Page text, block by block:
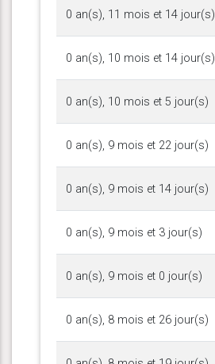
0 an(s), 11 mois et 14 jour(s)
0 an(s), 10 mois et 14 jour(s)
0 an(s), 10 mois et 5 jour(s)
0 an(s), 9 mois et 22 jour(s)
0 an(s), 9 mois et 14 jour(s)
0 an(s), 9 mois et 3 jour(s)
0 an(s), 9 mois et 0 jour(s)
0 an(s), 8 mois et 26 jour(s)